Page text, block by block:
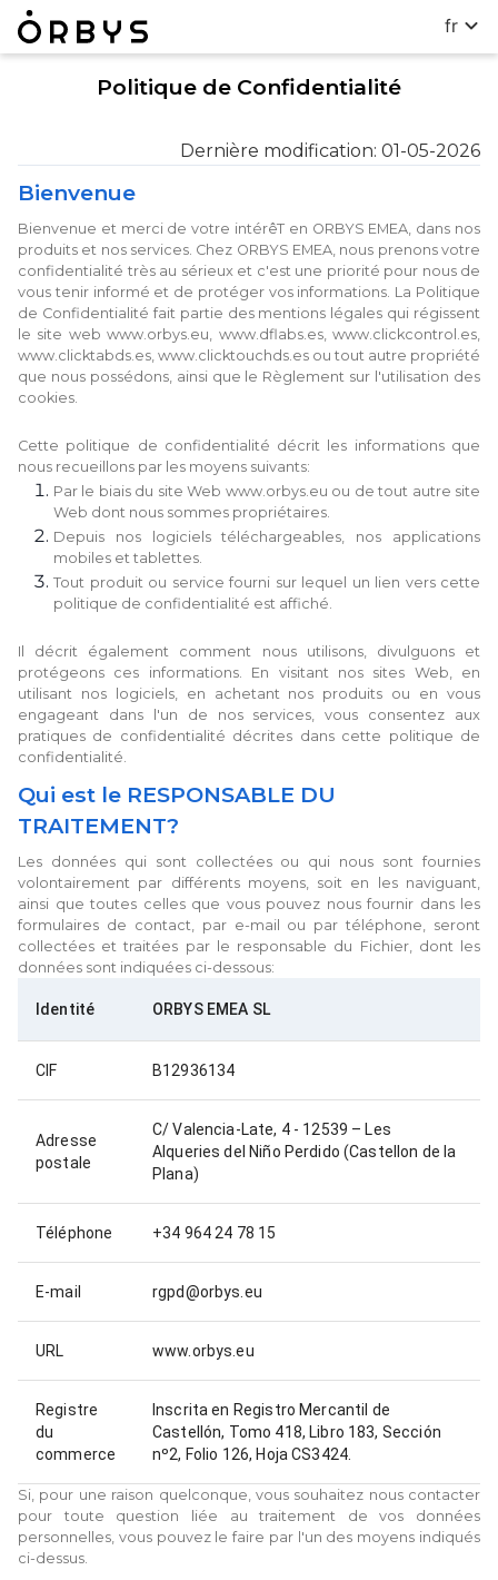
fr
Politique de Confidentialité
Dernière modification: 01-05-2026
Bienvenue
Bienvenue et merci de votre intérêT en ORBYS EMEA, dans nos
produits et nos services. Chez ORBYS EMEA, nous prenons votre
confidentialité très au sérieux et c'est une priorité pour nous de
vous tenir informé et de protéger vos informations. La Politique
de Confidentialité fait partie des mentions légales qui régissent
le site web www.orbys.eu, www.dflabs.es, www.clickcontrol.es,
www.clicktabds.es, www.clicktouchds.es ou tout autre propriété
que nous possédons, ainsi que le Règlement sur l'utilisation des
cookies.
Cette politique de confidentialité décrit les informations que
nous recueillons par les moyens suivants:
Par le biais du site Web www.orbys.eu ou de tout autre site
Web dont nous sommes propriétaires.
Depuis nos logiciels téléchargeables, nos applications
mobiles et tablettes.
Tout produit ou service fourni sur lequel un lien vers cette
politique de confidentialité est affiché.
Il décrit également comment nous utilisons, divulguons et
protégeons ces informations. En visitant nos sites Web, en
utilisant nos logiciels, en achetant nos produits ou en vous
engageant dans l'un de nos services, vous consentez aux
pratiques de confidentialité décrites dans cette politique de
confidentialité.
Qui est le RESPONSABLE DU
TRAITEMENT?
Les données qui sont collectées ou qui nous sont fournies
volontairement par différents moyens, soit en les naviguant,
ainsi que toutes celles que vous pouvez nous fournir dans les
formulaires de contact, par e-mail ou par téléphone, seront
collectées et traitées par le responsable du Fichier, dont les
données sont indiquées ci-dessous:
Identité ORBYS EMEA SL
CIF B12936134
Adresse
postale
C/ Valencia-Late, 4 - 12539 – Les
Alqueries del Niño Perdido (Castellon de la
Plana)
Téléphone +34 964 24 78 15
E-mail rgpd@orbys.eu
URL www.orbys.eu
Registre
du
commerce
Inscrita en Registro Mercantil de
Castellón, Tomo 418, Libro 183, Sección
nº2, Folio 126, Hoja CS3424.
Si, pour une raison quelconque, vous souhaitez nous contacter
pour toute question liée au traitement de vos données
personnelles, vous pouvez le faire par l'un des moyens indiqués
ci-dessus.